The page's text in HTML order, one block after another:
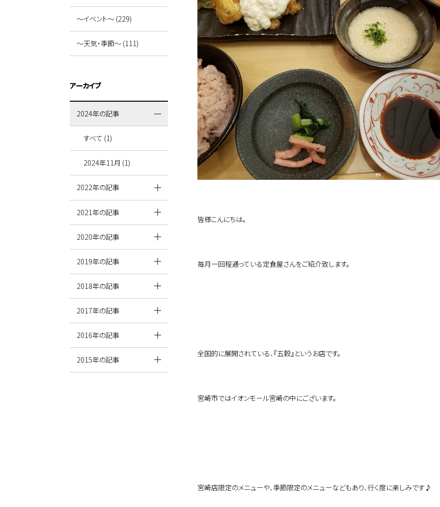
皆様こんにちは。
毎月一回程通っている定食屋さんをご紹介致します。
全国的に展開されている、『五穀』というお店です。
宮崎市ではイオンモール宮崎の中にございます。
宮崎店限定のメニューや、季節限定のメニューなどもあり、行く度に楽しみです♪
～イベント～ (229)
～天気・季節～ (111)
アーカイブ
2024年の記事
すべて (1)
2024年11月 (1)
2022年の記事
2021年の記事
2020年の記事
2019年の記事
2018年の記事
2017年の記事
2016年の記事
2015年の記事